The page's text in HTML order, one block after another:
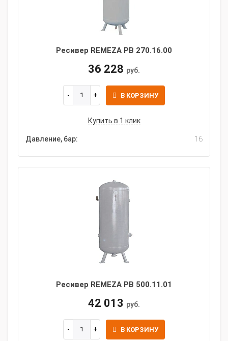
Ресивер REMEZA РВ 270.16.00
36 228 руб.
В КОРЗИНУ
Купить в 1 клик
Давление, бар: 16
Ресивер REMEZA РВ 500.11.01
42 013 руб.
В КОРЗИНУ